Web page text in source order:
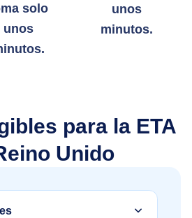
solo
unos
unos
minutos.
para la ETA
Unido